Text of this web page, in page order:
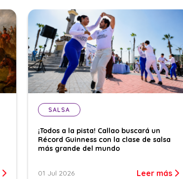
SALSA
¡Todos a la pista! Callao buscará un
Récord Guinness con la clase de salsa
más grande del mundo
01 Jul 2026 Leer más